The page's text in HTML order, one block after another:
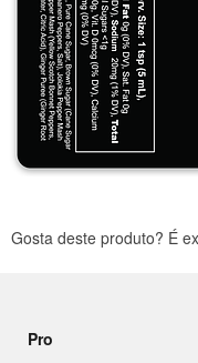
Gosta deste produto? É
Pro